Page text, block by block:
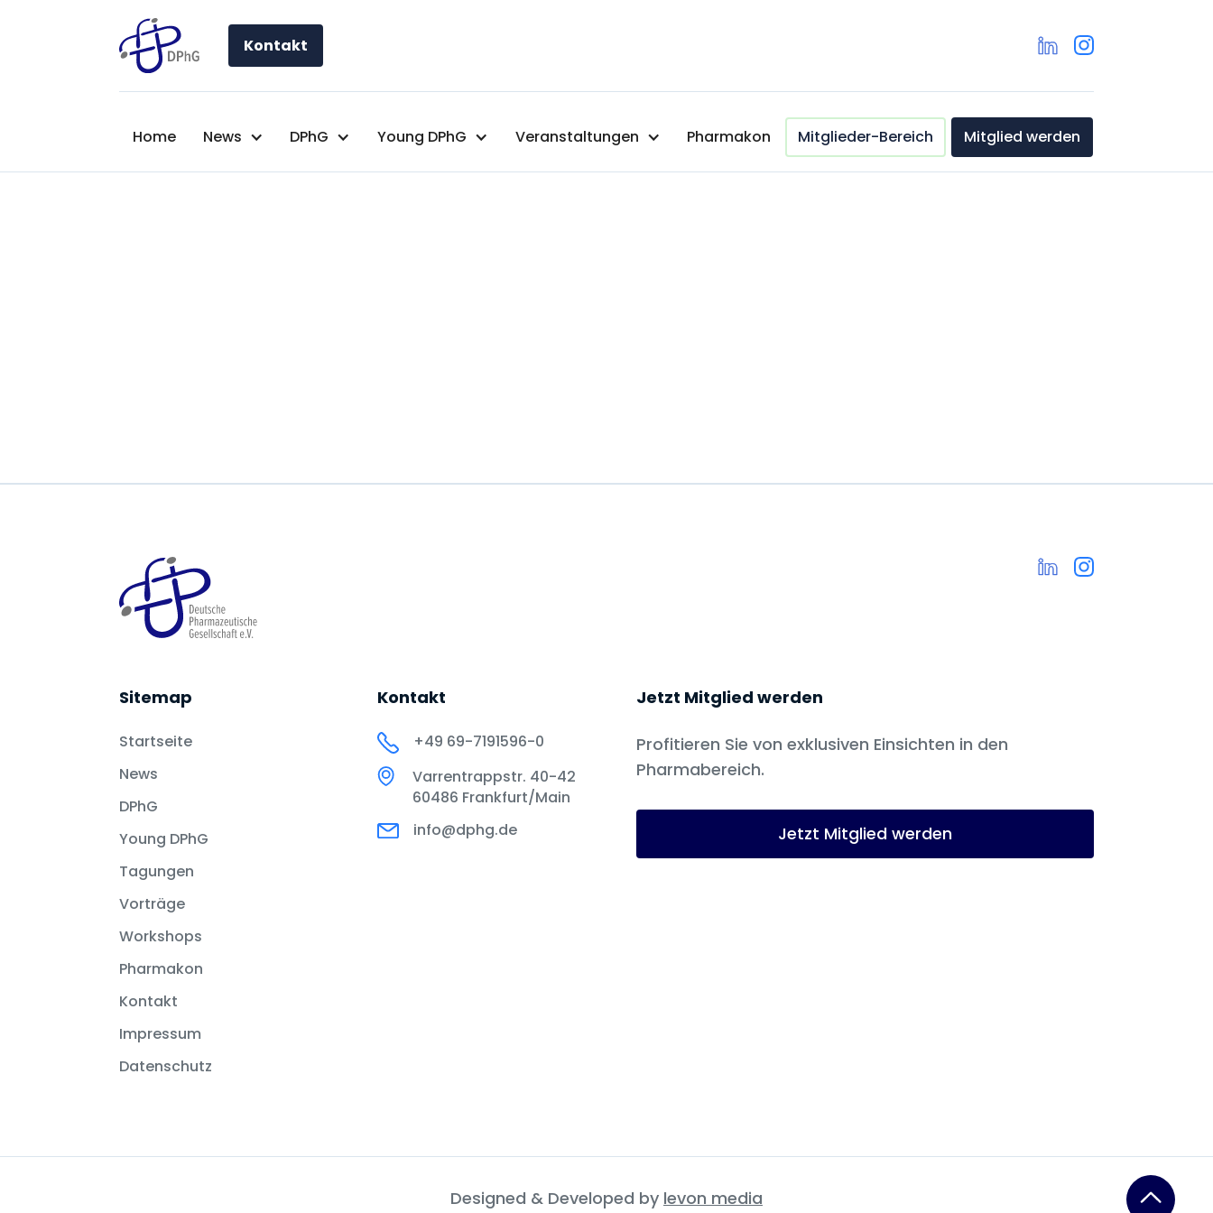
Kontakt
Home News DPhG Young DPhG Veranstaltungen Pharmakon Mitglieder-Bereich Mitglied werden
Sitemap
Startseite
News
DPhG
Young DPhG
Tagungen
Vorträge
Workshops
Pharmakon
Kontakt
Impressum
Datenschutz
Kontakt
+49 69-7191596-0
Varrentrappstr. 40-42
60486 Frankfurt/Main
info@dphg.de
Jetzt Mitglied werden
Profitieren Sie von exklusiven Einsichten in den
Pharmabereich.
Jetzt Mitglied werden
Designed & Developed by levon media